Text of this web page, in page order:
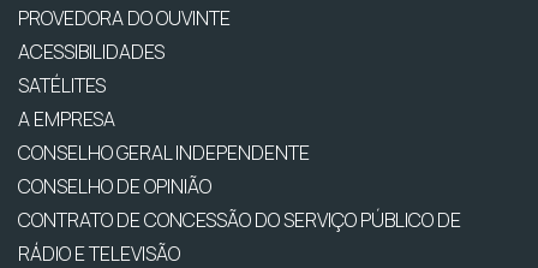
PROVEDORA DO OUVINTE
ACESSIBILIDADES
SATÉLITES
A EMPRESA
CONSELHO GERAL INDEPENDENTE
CONSELHO DE OPINIÃO
CONTRATO DE CONCESSÃO DO SERVIÇO PÚBLICO DE
RÁDIO E TELEVISÃO